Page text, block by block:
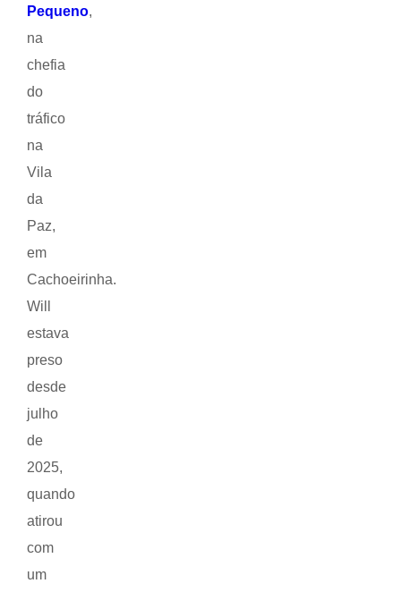
Pequeno,
na
chefia
do
tráfico
na
Vila
da
Paz,
em
Cachoeirinha.
Will
estava
preso
desde
julho
de
2025,
quando
atirou
com
um